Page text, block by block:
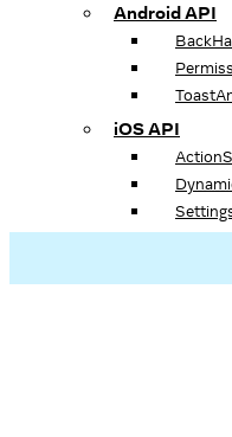
Android API
iOS API